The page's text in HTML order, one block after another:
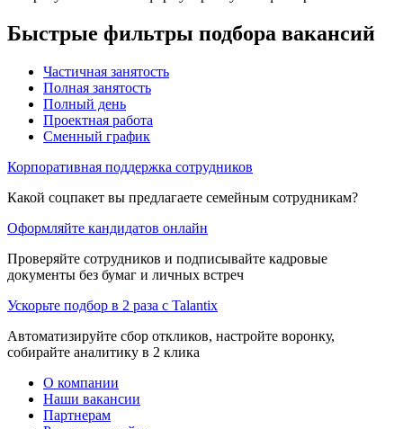
Быстрые фильтры подбора вакансий
Частичная занятость
Полная занятость
Полный день
Проектная работа
Сменный график
Корпоративная поддержка сотрудников
Какой соцпакет вы предлагаете семейным сотрудникам?
Оформляйте кандидатов онлайн
Проверяйте сотрудников и подписывайте кадровые
документы без бумаг и личных встреч
Ускорьте подбор в 2 раза с Talantix
Автоматизируйте сбор откликов, настройте воронку,
собирайте аналитику в 2 клика
О компании
Наши вакансии
Партнерам